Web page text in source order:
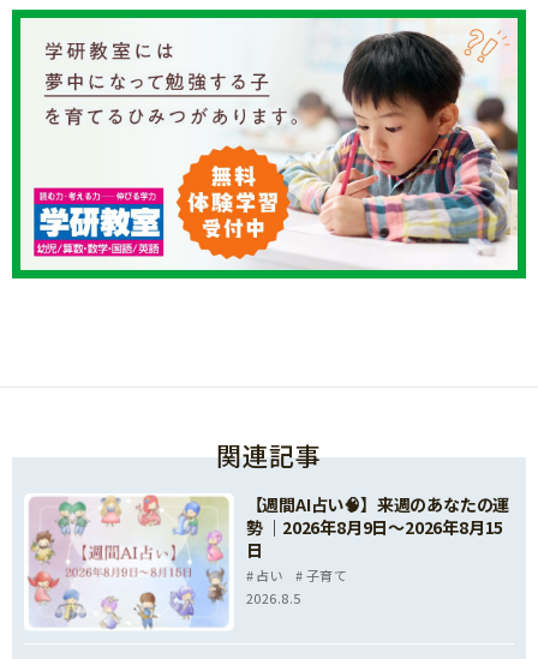
関連記事
【週間AI占い🧠】来週のあなたの運
勢 ｜2026年8月9日〜2026年8月15
日
占い
子育て
2026.8.5